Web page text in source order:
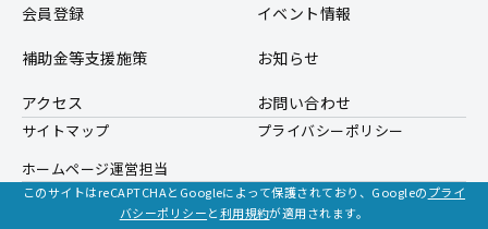
会員登録 イベント情報
補助金等支援施策 お知らせ
アクセス お問い合わせ
サイトマップ
プライバシーポリシー
ホームページ運営担当
このサイトはreCAPTCHAとGoogleによって保護されており、Googleのプライ
バシーポリシーと利用規約が適用されます。